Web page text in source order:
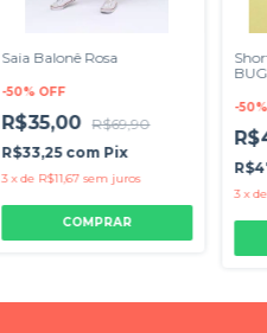
Saia Balonê Rosa
-50% OFF
R$35,00 R$69,90
R$33,25 com Pix
3 xde R$11,67 sem juros
COMPRAR
-50
3 x